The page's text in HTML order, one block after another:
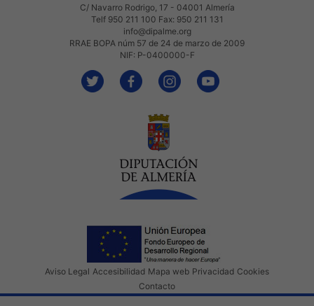
C/ Navarro Rodrigo, 17 - 04001 Almería
Telf 950 211 100 Fax: 950 211 131
info@dipalme.org
RRAE BOPA núm 57 de 24 de marzo de 2009
NIF: P-0400000-F
Aviso Legal Accesibilidad Mapa web Privacidad Cookies
Contacto